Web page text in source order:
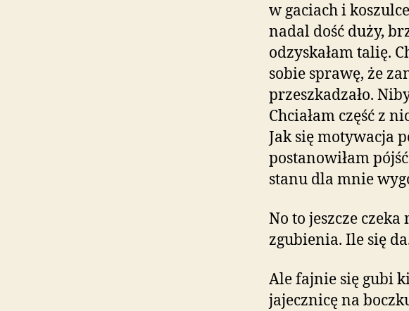
w gaciach i
nadal dość duży,
odzyskałam talię.
sobie sprawę, że
przeszkadzało.
Chciałam część z
Jak się motywacja
postanowiłam
stanu dla mnie
No to jeszcze
zgubienia. Ile się
Ale fajnie się gubi
jajecznicę na